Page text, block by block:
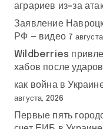
аграриев из-за
Заявление
РФ — видео 7
Wildberries
хабов после
как война в
августа, 2026
Первые пять